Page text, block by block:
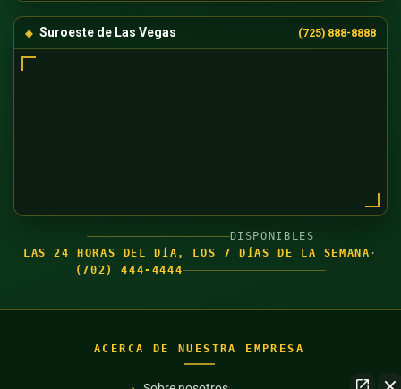
Suroeste de Las Vegas (725) 888-8888
DISPONIBLES
LAS 24 HORAS DEL DÍA, LOS 7 DÍAS DE LA SEMANA ·
(702) 444-4444
ACERCA DE NUESTRA EMPRESA